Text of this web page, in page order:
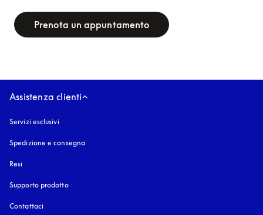
Prenota un appuntamento
Assistenza clienti
Servizi esclusivi
Spedizione e consegna
Resi
Supporto prodotto
Contattaci